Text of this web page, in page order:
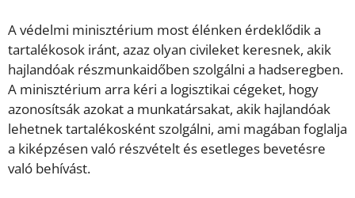
A védelmi minisztérium most élénken érdeklődik a
tartalékosok iránt, azaz olyan civileket keresnek, akik
hajlandóak részmunkaidőben szolgálni a hadseregben.
A minisztérium arra kéri a logisztikai cégeket, hogy
azonosítsák azokat a munkatársakat, akik hajlandóak
lehetnek tartalékosként szolgálni, ami magában foglalja
a kiképzésen való részvételt és esetleges bevetésre
való behívást.